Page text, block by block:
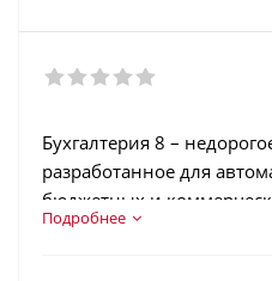
Бухгалтерия 8 –
разработанное для
бюджетных и
Разработчики
Подробнее